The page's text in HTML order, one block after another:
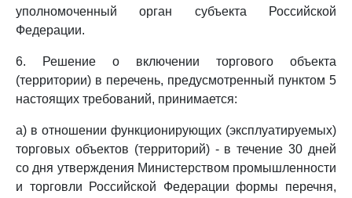
уполномоченный орган субъекта Российской
Федерации.
6. Решение о включении торгового объекта
(территории) в перечень, предусмотренный пунктом 5
настоящих требований, принимается:
а) в отношении функционирующих (эксплуатируемых)
торговых объектов (территорий) - в течение 30 дней
со дня утверждения Министерством промышленности
и торговли Российской Федерации формы перечня,